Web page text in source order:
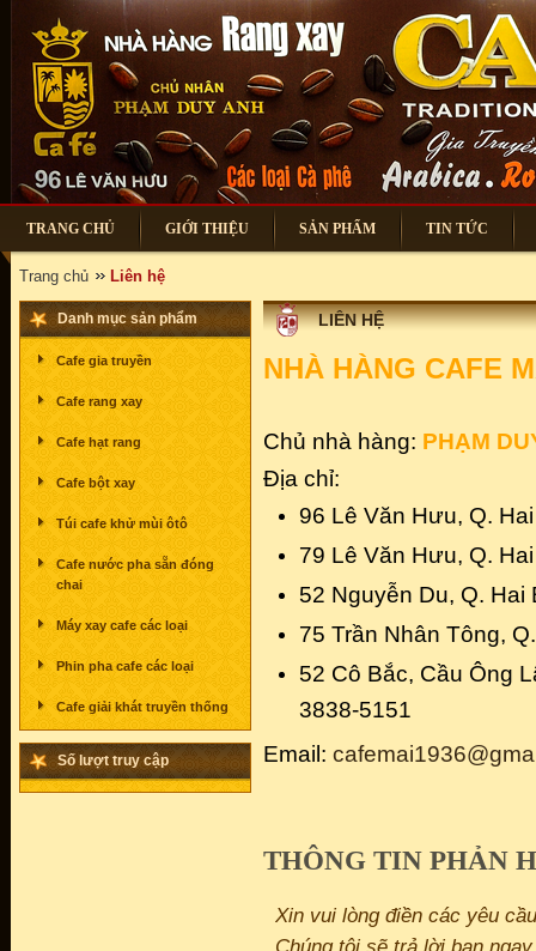
TRANG CHỦ GIỚI THIỆU SẢN PHẨM TIN TỨC
Trang chủ Liên hệ
Danh mục sản phẩm
Cafe gia truyền
Cafe rang xay
Cafe hạt rang
Cafe bột xay
Túi cafe khử mùi ôtô
Cafe nước pha sẵn đóng
chai
Máy xay cafe các loại
Phin pha cafe các loại
Cafe giải khát truyền thống
Số lượt truy cập
LIÊN HỆ
NHÀ HÀNG CAFE
Chủ nhà hàng: PHẠM
Địa chỉ:
96 Lê Văn Hưu, Q.
79 Lê Văn Hưu, Q.
52 Nguyễn Du, Q.
75 Trần Nhân Tông,
52 Cô Bắc, Cầu Ông
3838-5151
Email:
THÔNG TIN PHẢN
Xin vui lòng điền các yêu